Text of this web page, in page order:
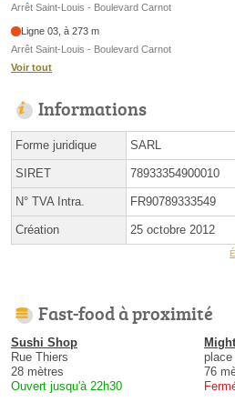
Arrêt Saint-Louis - Boulevard Carnot
Ligne 03, à 273 m
Arrêt Saint-Louis - Boulevard Carnot
Voir tout
Informations
Forme juridique SARL
SIRET 78933354900010
N° TVA Intra. FR90789333549
Création 25 octobre 2012
Fast-food à proximité
Sushi Shop
Rue Thiers
28 mètres
Ouvert jusqu'à 22h30
place
76